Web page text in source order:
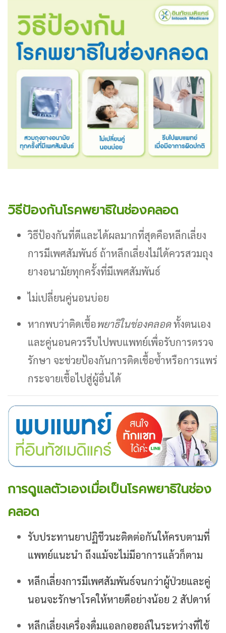
วิธีป้องกันโรคพยาธิในช่องคลอด
วิธีป้องกันที่ดีและได้ผลมากที่สุดคือหลีกเลี่ยง
การมีเพศสัมพันธ์ ถ้าหลีกเลี่ยงไม่ได้ควรสวมถุง
ยางอนามัยทุกครั้งที่มีเพศสัมพันธ์
ไม่เปลี่ยนคู่นอนบ่อย
หากพบว่าติดเชื้อพยาธิในช่องคลอดทั้งตนเอง
และคู่นอนควรรีบไปพบแพทย์เพื่อรับการตรวจ
รักษา จะช่วยป้องกันการติดเชื้อซ้ำหรือการแพร่
กระจายเชื้อไปสู่ผู้อื่นได้
การดูแลตัวเองเมื่อเป็นโรคพยาธิในช่อง
คลอด
รับประทานยาปฏิชีวนะติดต่อกันให้ครบตามที่
แพทย์แนะนำ ถึงแม้จะไม่มีอาการแล้วก็ตาม
หลีกเลี่ยงการมีเพศสัมพันธ์จนกว่าผู้ป่วยและคู่
นอนจะรักษาโรคให้หายดีอย่างน้อย 2 สัปดาห์
หลีกเลี่ยงเครื่องดื่มแอลกอฮอล์ในระหว่างที่ใช้